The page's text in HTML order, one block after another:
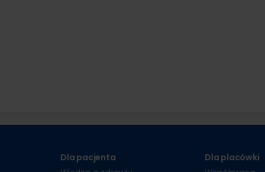
Dla pacjenta
Dla placówki